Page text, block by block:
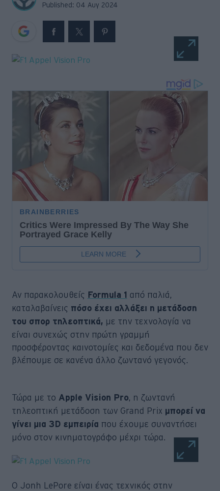
Published: 04 Αυγ 2024
Αν παρακολουθείς Formula 1 από παλιά,
καταλαβαίνεις πόσο έχει αλλάξει η μετάδοση
του σπορ τηλεοπτικά, με την τεχνολογία να
είναι συνεχώς στην πρώτη γραμμή
προσφέροντας καινοτομίες και δεδομένα που δεν
βλέπουμε σε κανένα άλλο ζωντανό γεγονός.
Τώρα με το Apple Vision Pro, η ζωντανή
τηλεοπτική μετάδοση των Grand Prix μπορεί να
γίνει μια 3D εμπειρία που έχουμε συναντήσει
μόνο στον κινηματογράφο μέχρι τώρα.
Ο Jonh LePore είναι ένας τεχνικός στην
Συνεντεύξεις